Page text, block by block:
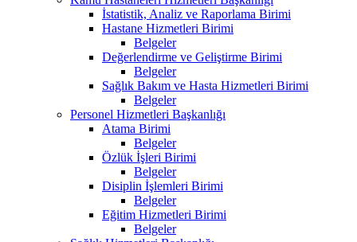
İstatistik, Analiz ve Raporlama Birimi
Hastane Hizmetleri Birimi
Belgeler
Değerlendirme ve Geliştirme Birimi
Belgeler
Sağlık Bakım ve Hasta Hizmetleri Birimi
Belgeler
Personel Hizmetleri Başkanlığı
Atama Birimi
Belgeler
Özlük İşleri Birimi
Belgeler
Disiplin İşlemleri Birimi
Belgeler
Eğitim Hizmetleri Birimi
Belgeler